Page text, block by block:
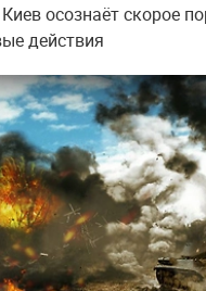
осознаёт скорое
действия